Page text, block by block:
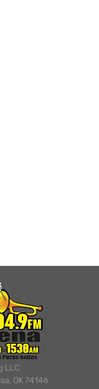
LLC
OK 74146